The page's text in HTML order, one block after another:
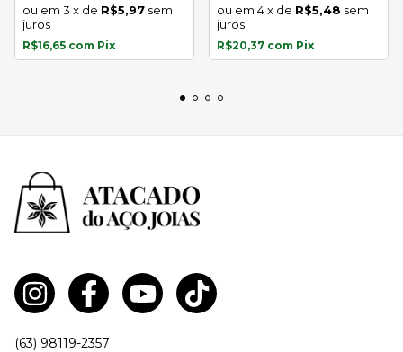
3 x de R$5,97 sem
juros
R$16,65 com Pix
4x de R$5,48 sem
juros
R$20,37 com Pix
(63) 98119-2357